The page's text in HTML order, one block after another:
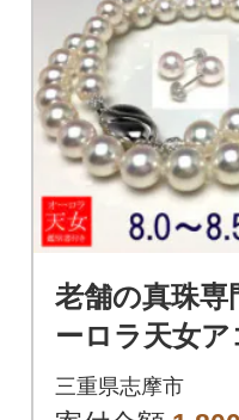
老舗の真珠専
ーロラ天女ア
珠ネックレス
三重県志摩市